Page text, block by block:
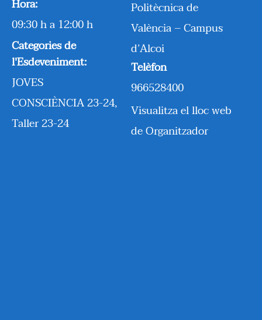
Hora:
09:30 h a 12:00 h
Categories de
l'Esdeveniment:
JOVES
CONSCIÈNCIA 23-24,
Taller 23-24
Politècnica de
València – Campus
d’Alcoi
Telèfon
966528400
Visualitza el lloc web
de Organitzador